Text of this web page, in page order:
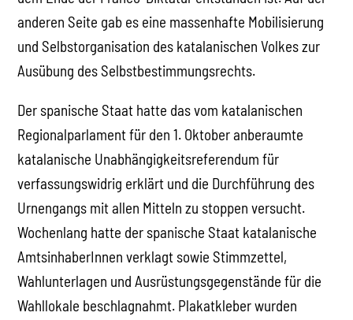
anderen Seite gab es eine massenhafte Mobilisierung
und Selbstorganisation des katalanischen Volkes zur
Ausübung des Selbstbestimmungsrechts.
Der spanische Staat hatte das vom katalanischen
Regionalparlament für den 1. Oktober anberaumte
katalanische Unabhängigkeitsreferendum für
verfassungswidrig erklärt und die Durchführung des
Urnengangs mit allen Mitteln zu stoppen versucht.
Wochenlang hatte der spanische Staat katalanische
AmtsinhaberInnen verklagt sowie Stimmzettel,
Wahlunterlagen und Ausrüstungsgegenstände für die
Wahllokale beschlagnahmt. Plakatkleber wurden